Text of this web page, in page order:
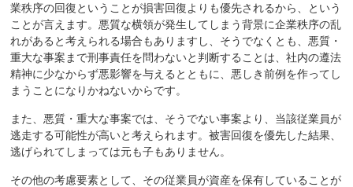
業秩序の回復ということが損害回復よりも優先されるから、という
ことが言えます。悪質な横領が発生してしまう背景に企業秩序の乱
れがあると考えられる場合もありますし、そうでなくとも、悪質・
重大な事案まで刑事責任を問わないと判断することは、社内の遵法
精神に少なからず悪影響を与えるとともに、悪しき前例を作ってし
まうことになりかねないからです。
また、悪質・重大な事案では、そうでない事案より、当該従業員が
逃走する可能性が高いと考えられます。被害回復を優先した結果、
逃げられてしまっては元も子もありません。
その他の考慮要素として、その従業員が資産を保有していることが